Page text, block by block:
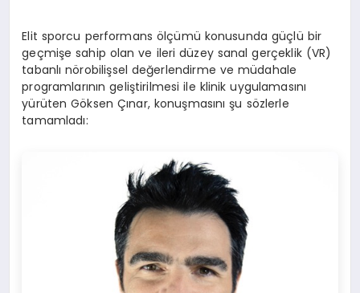
Elit sporcu performans ölçümü konusunda güçlü bir
geçmişe sahip olan ve ileri düzey sanal gerçeklik (VR)
tabanlı nörobilişsel değerlendirme ve müdahale
programlarının geliştirilmesi ile klinik uygulamasını
yürüten Göksen Çınar, konuşmasını şu sözlerle
tamamladı: